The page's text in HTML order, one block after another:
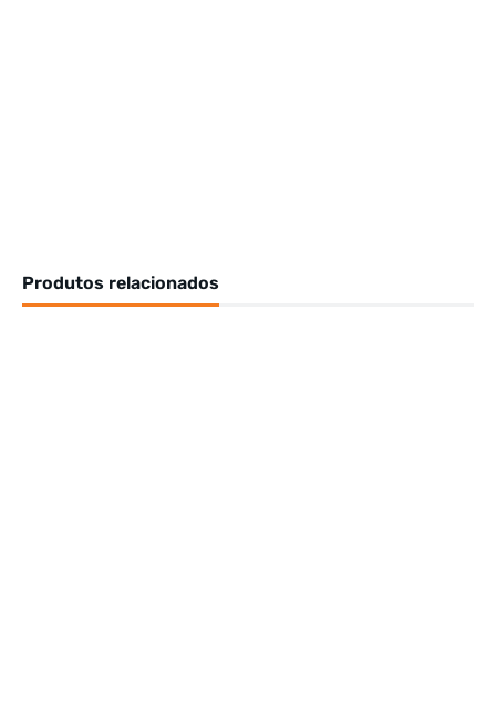
Produtos relacionados